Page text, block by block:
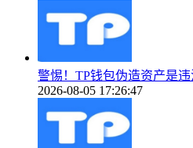
警惕！TP钱包伪造资产是
2026-08-05 17:26:47